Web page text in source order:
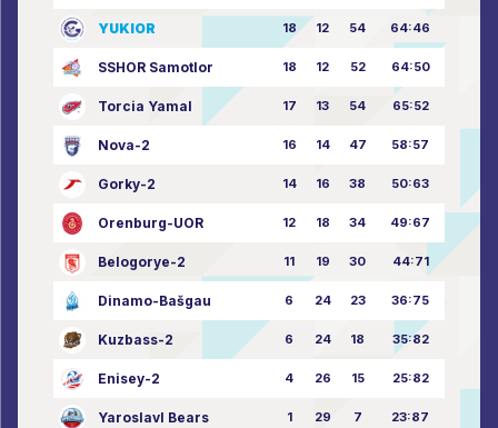
YUKIOR 18 12 54 64:46
SSHOR Samotlor 18 12 52 64:50
Torcia Yamal 17 13 54 65:52
Nova-2 16 14 47 58:57
Gorky-2 14 16 38 50:63
Orenburg-UOR 12 18 34 49:67
Belogorye-2 11 19 30 44:71
Dinamo-Bašgau 6 24 23 36:75
Kuzbass-2 6 24 18 35:82
Enisey-2 4 26 15 25:82
Yaroslavl Bears 1 29 7 23:87